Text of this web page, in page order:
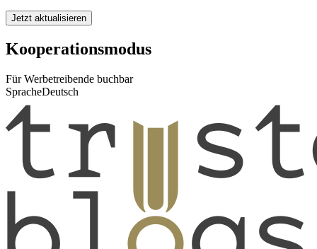
Jetzt aktualisieren
Kooperationsmodus
Für Werbetreibende buchbar
SpracheDeutsch